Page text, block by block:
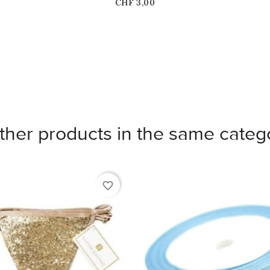
CHF 3,00
products in the same
favorite_border